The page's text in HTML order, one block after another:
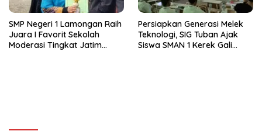
SMP Negeri 1 Lamongan Raih
Juara I Favorit Sekolah
Moderasi Tingkat Jatim
Persiapkan Generasi Melek
Teknologi, SIG Tuban Ajak
Siswa SMAN 1 Kerek Gali